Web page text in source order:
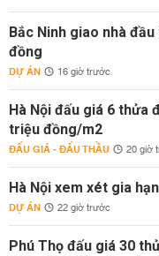
Bắc Ninh giao nhà
đồng
DỰ ÁN 16 giờ trước
Hà Nội đấu giá 6 thửa
triệu đồng/m2
ĐẤU GIÁ - ĐẤU THẦU 20 giờ
Hà Nội xem xét gia
DỰ ÁN 22 giờ trước
Phú Thọ đấu giá 30